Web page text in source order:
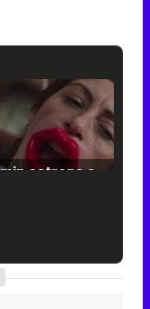
'120 Minutos' celebra sus 2.000 programas en Telemadrid con un vídeo del día a día en la redacción